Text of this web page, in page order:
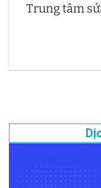
Trung tâm